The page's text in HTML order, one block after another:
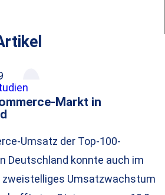
Markt in
Umsatz der Top-100-
Deutschland konnte auch im
zweistelliges Umsatzwachstum